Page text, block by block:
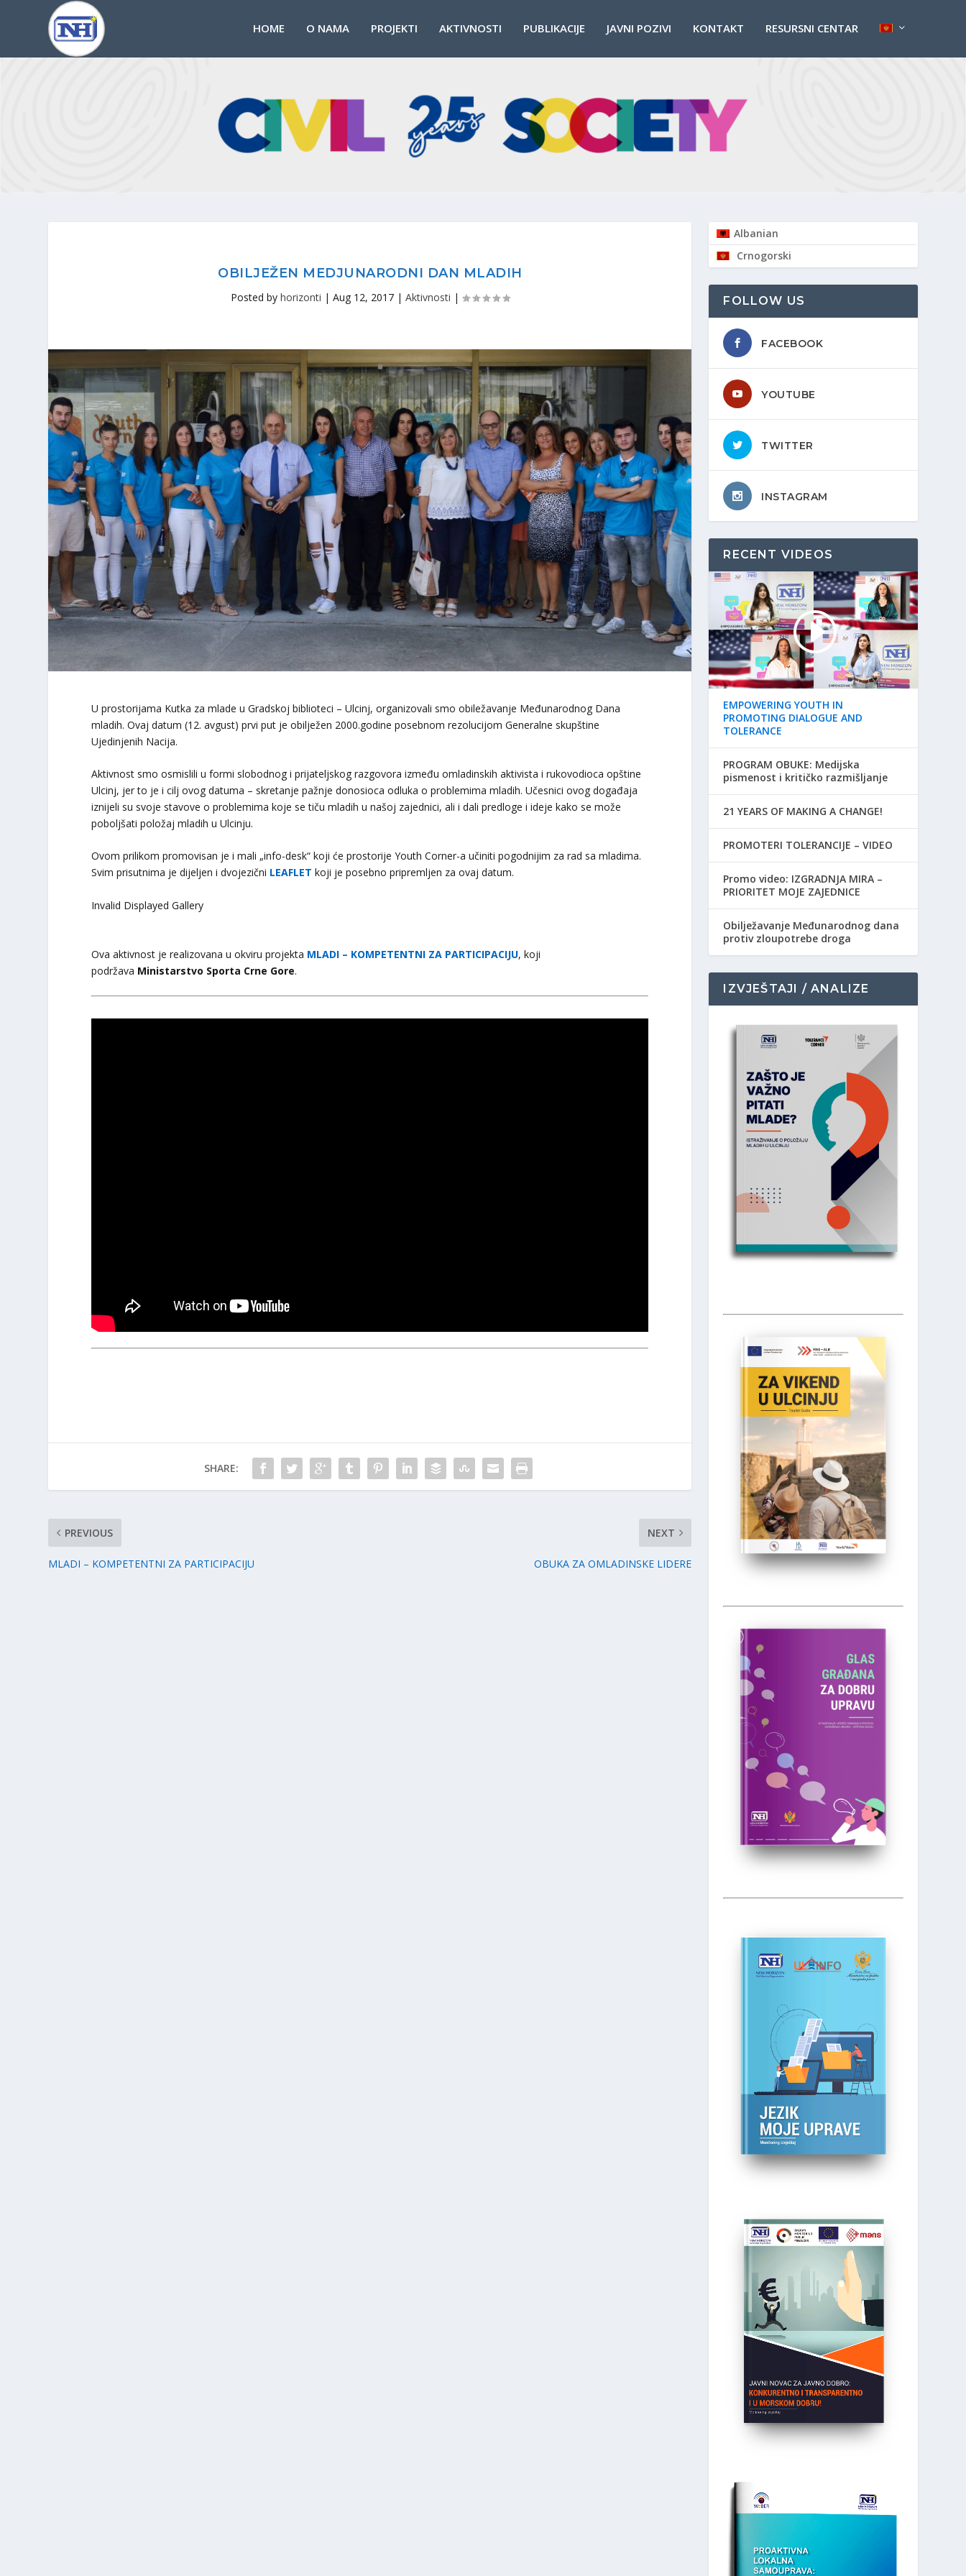
HOME O NAMA PROJEKTI AKTIVNOSTI PUBLIKACIJE JAVNI POZIVI KONTAKT RESURSNI CENTAR
OBILJEŽEN MEDJUNARODNI DAN MLADIH
Posted by horizonti | Aug 12, 2017| Aktivnosti |
U prostorijama Kutka za mlade u Gradskoj biblioteci – Ulcinj, organizovali smo obiležavanje Međunarodnog Dana
mladih. Ovaj datum (12. avgust) prvi put je obilježen 2000.godine posebnom rezolucijom Generalne skupštine
Ujedinjenih Nacija.
Aktivnost smo osmislili u formi slobodnog i prijateljskog razgovora između omladinskih aktivista i rukovodioca opštine
Ulcinj, jer to je i cilj ovog datuma – skretanje pažnje donosioca odluka o problemima mladih. Učesnici ovog događaja
iznijeli su svoje stavove o problemima koje se tiču mladih u našoj zajednici, ali i dali predloge i ideje kako se može
poboljšati položaj mladih u Ulcinju.
Ovom prilikom promovisan je i mali „info-desk“ koji će prostorije Youth Corner-a učiniti pogodnijim za rad sa mladima.
Svim prisutnima je dijeljen i dvojezični LEAFLET koji je posebno pripremljen za ovaj datum.
Invalid Displayed Gallery
Ova aktivnost je realizovana u okviru projekta MLADI – KOMPETENTNI ZA PARTICIPACIJU, koji
podržava Ministarstvo Sporta Crne Gore.
SHARE:
PREVIOUS
MLADI – KOMPETENTNI ZA PARTICIPACIJU
NEXT
OBUKA ZA OMLADINSKE LIDERE
Albanian
Crnogorski
FOLLOW US
FACEBOOK
YOUTUBE
TWITTER
INSTAGRAM
RECENT VIDEOS
EMPOWERING YOUTH IN
PROMOTING DIALOGUE AND
TOLERANCE
PROGRAM OBUKE: Medijska
pismenost i kritičko razmišljanje
21 YEARS OF MAKING A CHANGE!
PROMOTERI TOLERANCIJE – VIDEO
Promo video: IZGRADNJA MIRA –
PRIORITET MOJE ZAJEDNICE
Obilježavanje Međunarodnog dana
protiv zloupotrebe droga
IZVJEŠTAJI / ANALIZE